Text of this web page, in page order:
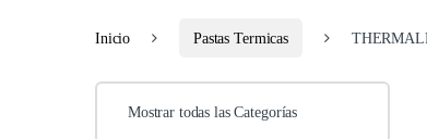
Inicio Pastas Termicas
Mostrar todas las Categorías